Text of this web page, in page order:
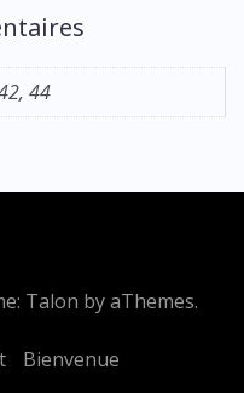
44
Talon by aThemes.
Bienvenue